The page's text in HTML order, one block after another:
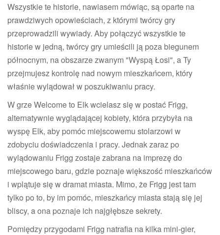
Wszystkie te historie, nawiasem mówiąc, są oparte na
prawdziwych opowieściach, z którymi twórcy gry
przeprowadzili wywiady. Aby połączyć wszystkie te
historie w jedną, twórcy gry umieścili ją poza biegunem
północnym, na obszarze zwanym "Wyspą Łosi", a Ty
przejmujesz kontrolę nad nowym mieszkańcem, który
właśnie wylądował w poszukiwaniu pracy.
W grze Welcome to Elk wcielasz się w postać Frigg,
alternatywnie wyglądającej kobiety, która przybyła na
wyspę Elk, aby pomóc miejscowemu stolarzowi w
zdobyciu doświadczenia i pracy. Jednak zaraz po
wylądowaniu Frigg zostaje zabrana na imprezę do
miejscowego baru, gdzie poznaje większość mieszkańców
i wplątuje się w dramat miasta. Mimo, że Frigg jest tam
tylko po to, by im pomóc, mieszkańcy miasta stają się jej
bliscy, a ona poznaje ich najgłębsze sekrety.
Pomiędzy przygodami Frigg natrafia na kilka mini-gier,